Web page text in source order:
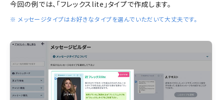
今回の例では、「フレックスlite」タイプで作成します。
※ メッセージタイプはお好きなタイプを選んでいただいて大丈夫です。